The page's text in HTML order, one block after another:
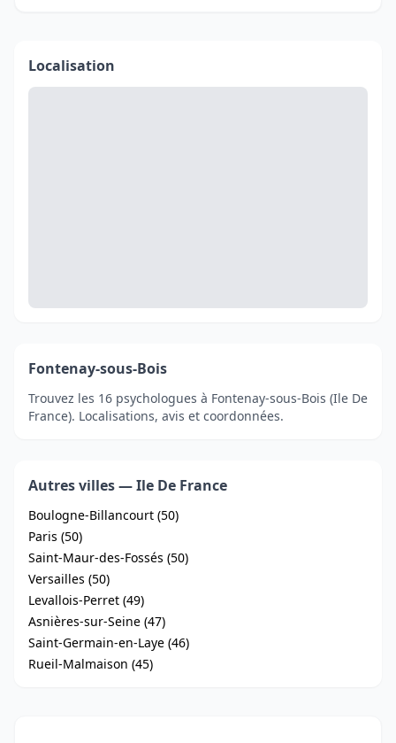
Localisation
Fontenay-sous-Bois
Trouvez les 16 psychologues à Fontenay-sous-Bois (Ile De
France). Localisations, avis et coordonnées.
Autres villes — Ile De France
Boulogne-Billancourt (50)
Paris (50)
Saint-Maur-des-Fossés (50)
Versailles (50)
Levallois-Perret (49)
Asnières-sur-Seine (47)
Saint-Germain-en-Laye (46)
Rueil-Malmaison (45)